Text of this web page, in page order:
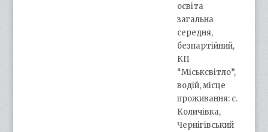
освіта
загальна
середня,
безпартійний,
КП
“Міськсвітло”,
водій, місце
проживання: с.
Количівка,
Чернігівський